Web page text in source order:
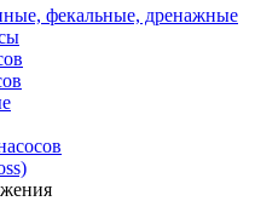
фекальные, дренажные